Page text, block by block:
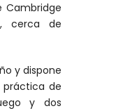
Cambridge
cerca de
y dispone
práctica de
y dos